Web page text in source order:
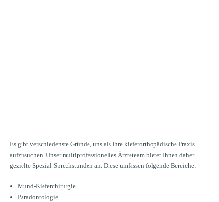
Es gibt verschiedenste Gründe, uns als Ihre kieferorthopädische Praxis
aufzusuchen. Unser multiprofessionelles Ärzteteam bietet Ihnen daher
gezielte Spezial-Sprechstunden an. Diese umfassen folgende Bereiche:
Mund-Kieferchirurgie
Paradontologie